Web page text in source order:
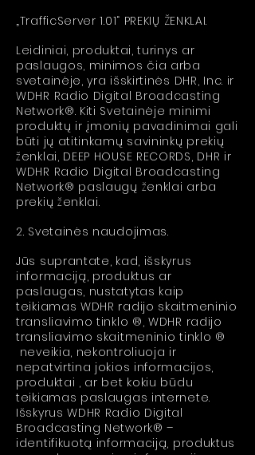
„TrafficServer 1.01“ PREKIŲ ŽENKLAI.
Leidiniai, produktai, turinys ar
paslaugos, minimos čia arba
svetainėje, yra išskirtinės DHR, Inc. ir
WDHR Radio Digital Broadcasting
Network®. Kiti Svetainėje minimi
produktų ir įmonių pavadinimai gali
būti jų atitinkamų savininkų prekių
ženklai, DEEP HOUSE RECORDS, DHR ir
WDHR Radio Digital Broadcasting
Network® paslaugų ženklai arba
prekių ženklai.
2. Svetainės naudojimas.
Jūs suprantate, kad, išskyrus
informaciją, produktus ar
paslaugas, nustatytas kaip
teikiamas WDHR radijo skaitmeninio
transliavimo tinklo ®, WDHR radijo
transliavimo skaitmeninio tinklo ®
neveikia, nekontroliuoja ir
nepatvirtina jokios informacijos,
produktai , ar bet kokiu būdu
teikiamas paslaugas internete.
Išskyrus WDHR Radio Digital
Broadcasting Network® –
identifikuotą informaciją, produktus